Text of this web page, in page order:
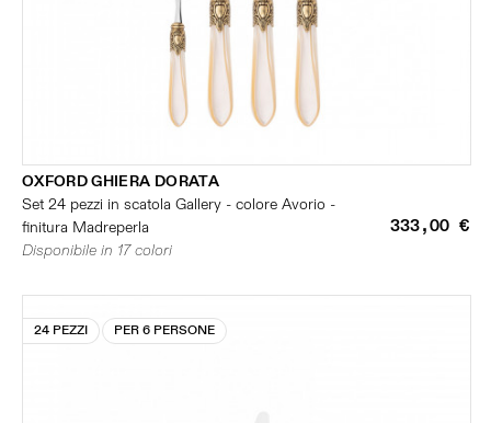
OXFORD GHIERA DORATA
Set 24 pezzi in scatola Gallery - colore Avorio -
finitura Madreperla
333,00 €
Disponibile in 17 colori
24 PEZZI PER 6 PERSONE